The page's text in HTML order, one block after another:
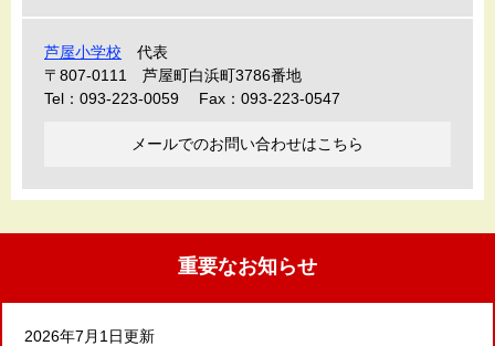
芦屋小学校
代表
〒807-0111
芦屋町白浜町3786番地
Tel：093-223-0059
Fax：093-223-0547
メールでのお問い合わせはこちら
重要なお知らせ
2026年7月1日更新